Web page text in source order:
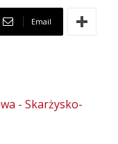
Email